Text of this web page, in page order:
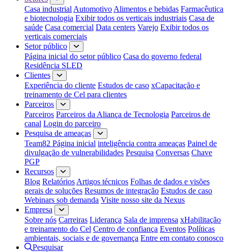
Casa industrial Automotivo Alimentos e bebidas Farmacêutica
e biotecnologia Exibir todos os verticais industriais Casa de
saúde Casa comercial Data centers Varejo Exibir todos os
verticais comerciais
Setor público
Página inicial do setor público Casa do governo federal
Residência SLED
Clientes
Experiência do cliente Estudos de caso xCapacitação e
treinamento de Cel para clientes
Parceiros
Parceiros Parceiros da Aliança de Tecnologia Parceiros de
canal Login do parceiro
Pesquisa de ameaças
Team82 Página inicial inteligência contra ameaças Painel de
divulgação de vulnerabilidades Pesquisa Conversas Chave
PGP
Recursos
Blog Relatórios Artigos técnicos Folhas de dados e visões
gerais de soluções Resumos de integração Estudos de caso
Webinars sob demanda Visite nosso site da Nexus
Empresa
Sobre nós Carreiras Liderança Sala de imprensa xHabilitação
e treinamento do Cel Centro de confiança Eventos Políticas
ambientais, sociais e de governança Entre em contato conosco
Pesquisar